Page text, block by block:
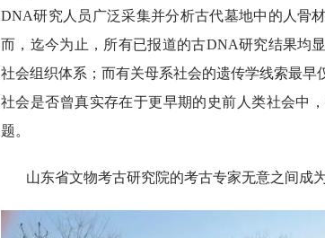
DNA研究人员广泛采集并分析古代墓地中的人骨
而，迄今为止，所有已报道的古DNA研究结果均
社会组织体系；而有关母系社会的遗传学线索最
社会是否曾真实存在于更早期的史前人类社会中
题。
山东省文物考古研究院的考古专家无意之间成